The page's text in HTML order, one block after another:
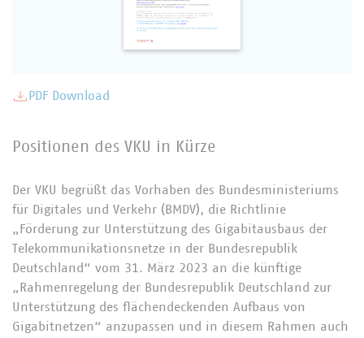
PDF Download
Positionen des VKU in Kürze
Der VKU begrüßt das Vorhaben des Bundesministeriums
für Digitales und Verkehr (BMDV), die Richtlinie
„Förderung zur Unterstützung des Gigabitausbaus der
Telekommunikationsnetze in der Bundesrepublik
Deutschland“ vom 31. März 2023 an die künftige
„Rahmenregelung der Bundesrepublik Deutschland zur
Unterstützung des flächendeckenden Aufbaus von
Gigabitnetzen“ anzupassen und in diesem Rahmen auch